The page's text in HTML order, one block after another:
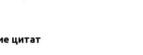
цитат